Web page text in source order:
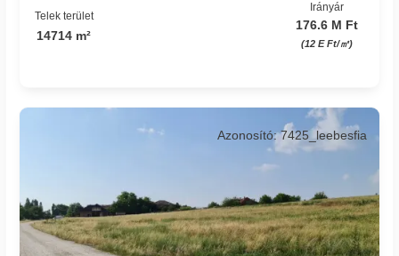
Telek terület
14714 m²
Irányár
176.6 M Ft
(12 E Ft/㎡)
Azonosító: 7425_leebesfia